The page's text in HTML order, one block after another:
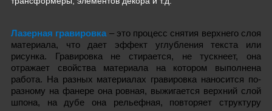
Лазерная гравировка – это процесс снятия верхнего слоя
материала, что дает эффект углубления текста или
рисунка. Гравировка не стирается, не тускнеет, она
отражает свойства материала на котором выполнена
работа. На разных материалах гравировка наносится по-
разному на фанере она ровная, выжигается верхний слой
шпона, на дубе она рельефная, повторяет структуру